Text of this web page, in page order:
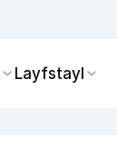
Layfstayl